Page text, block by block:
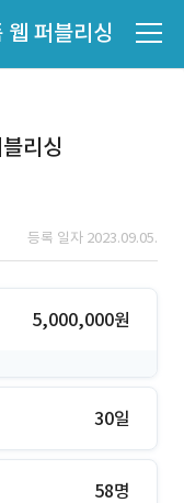
웹 퍼블리싱
리싱
등록 일자 2023.09.05.
5,000,000원
30일
58명